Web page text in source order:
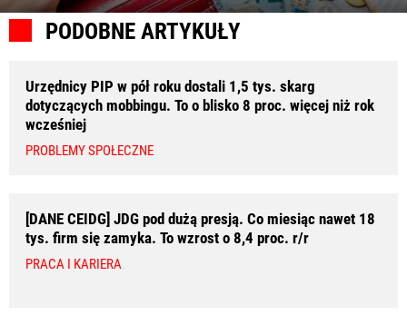
PODOBNE ARTYKUŁY
Urzędnicy PIP w pół roku dostali 1,5 tys. skarg
dotyczących mobbingu. To o blisko 8 proc. więcej niż rok
wcześniej
PROBLEMY SPOŁECZNE
[DANE CEIDG] JDG pod dużą presją. Co miesiąc nawet 18
tys. firm się zamyka. To wzrost o 8,4 proc. r/r
PRACA I KARIERA